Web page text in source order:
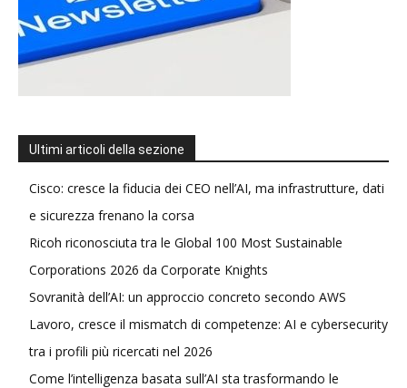
Ultimi articoli della sezione
Cisco: cresce la fiducia dei CEO nell’AI, ma infrastrutture, dati
e sicurezza frenano la corsa
Ricoh riconosciuta tra le Global 100 Most Sustainable
Corporations 2026 da Corporate Knights
Sovranità dell’AI: un approccio concreto secondo AWS
Lavoro, cresce il mismatch di competenze: AI e cybersecurity
tra i profili più ricercati nel 2026
Come l’intelligenza basata sull’AI sta trasformando le